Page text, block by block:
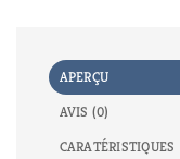
APERÇU
AVIS (0)
CARATÉRISTIQUES